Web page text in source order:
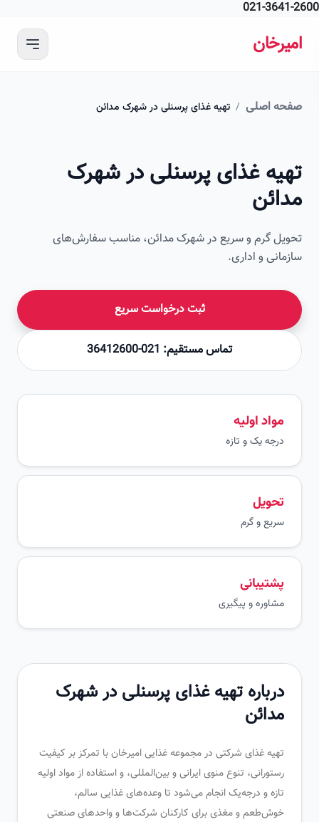
021-
اصلی / تهیه غذای پرسنلی در شهرک مدائن
غذای پرسنلی در شهرک
گرم و سریع در شهرک مدائن، مناسب سفارش‌های
و اداری.
ثبت درخواست سریع
تماس مستقیم: 021-36412600
مواد اولیه
درجه یک و تازه
سریع و گرم
پشتیبانی
مشاوره و پیگیری
تصویر این صفحه به زودی اضافه می‌شود
درباره تهیه غذای پرسنلی در شهرک
مدائن
تهیه غذای شرکتی در مجموعه غذایی امیرخان با تمرکز بر کیفیت
رستورانی، تنوع منوی ایرانی و بین‌المللی، و استفاده از مواد اولیه
تازه و درجه‌یک انجام می‌شود تا وعده‌های غذایی سالم،
خوش‌طعم و مغذی برای کارکنان شرکت‌ها و واحدهای صنعتی